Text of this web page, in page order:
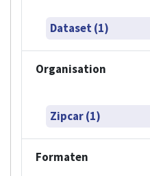
Dataset (1)
Organisation
Zipcar (1)
Formaten